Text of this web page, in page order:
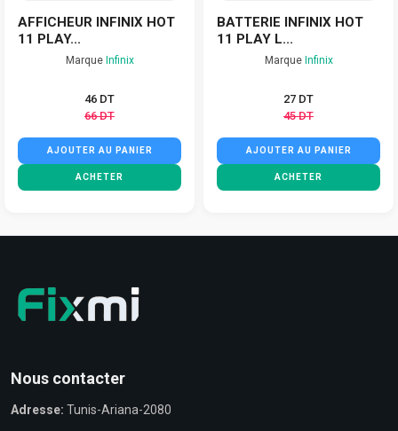
AFFICHEUR INFINIX HOT
11 PLAY...
Marque Infinix
46 DT
66 DT
AJOUTER AU PANIER
ACHETER
BATTERIE INFINIX HOT
11 PLAY L...
Marque Infinix
27 DT
45 DT
AJOUTER AU PANIER
ACHETER
Nous contacter
Adresse: Tunis-Ariana-2080